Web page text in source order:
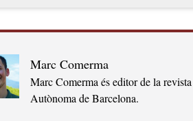
Marc Comerma
Marc Comerma és editor de la
Autònoma de Barcelona.